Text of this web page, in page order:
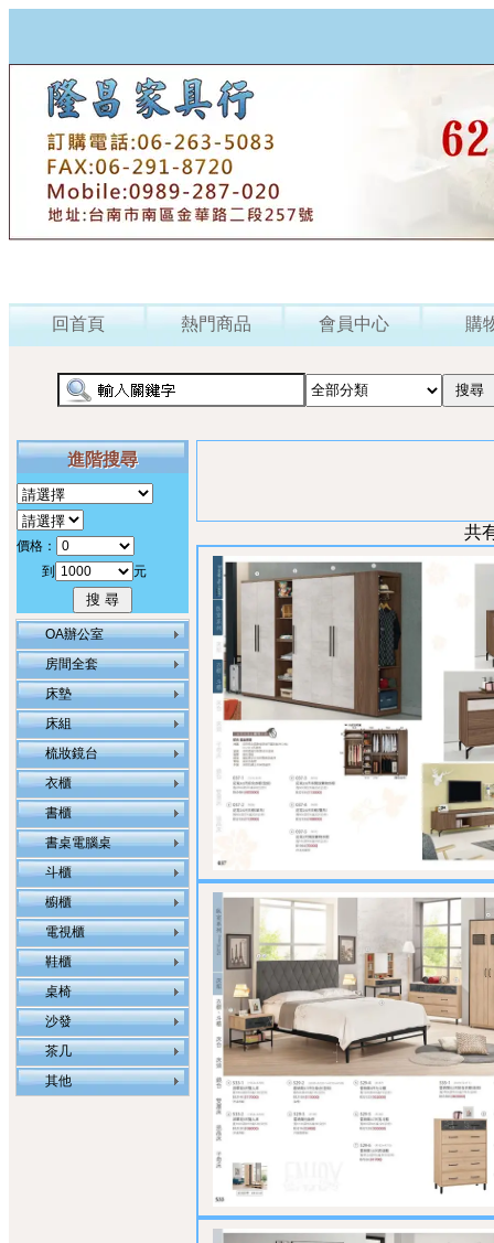
回首頁 熱門商品 會員中心 購
進階搜尋
價格：
到
元
OA辦公室
房間全套
床墊
床組
梳妝鏡台
衣櫃
書櫃
書桌電腦桌
斗櫃
櫥櫃
電視櫃
鞋櫃
桌椅
沙發
茶几
其他
共